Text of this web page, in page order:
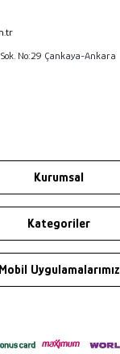
No:29 Çankaya-Ankara
Kurumsal
Kategoriler
Mobil Uygulamalarımız